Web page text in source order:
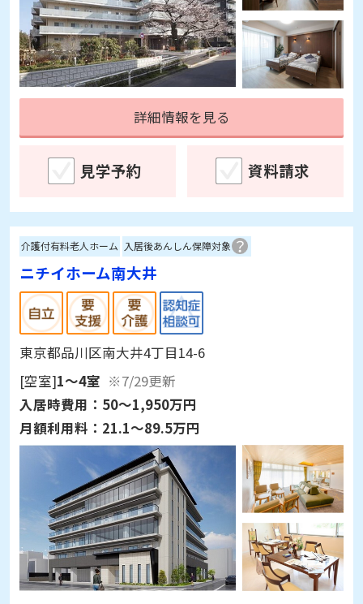
詳細情報を見る
見学予約 資料請求
介護付有料老人ホーム 入居後あんしん保障対象
ニチイホーム南大井
東京都品川区南大井4丁目14-6
[空室]1～4室 ※7/29更新
入居時費用： 50～1,950万円
月額利用料： 21.1～89.5万円